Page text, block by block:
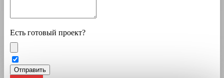
Есть готовый проект?